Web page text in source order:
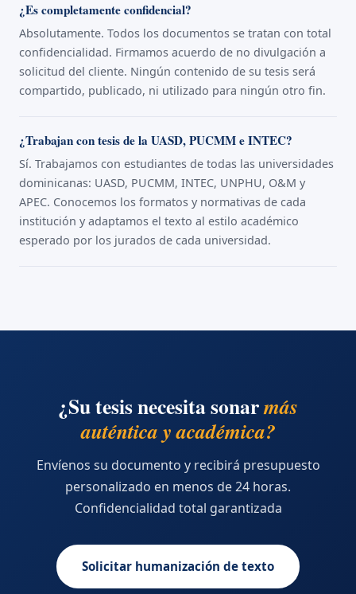
¿Es completamente confidencial?
Absolutamente. Todos los documentos se tratan con total
confidencialidad. Firmamos acuerdo de no divulgación a
solicitud del cliente. Ningún contenido de su tesis será
compartido, publicado, ni utilizado para ningún otro fin.
¿Trabajan con tesis de la UASD, PUCMM e INTEC?
Sí. Trabajamos con estudiantes de todas las universidades
dominicanas: UASD, PUCMM, INTEC, UNPHU, O&M y
APEC. Conocemos los formatos y normativas de cada
institución y adaptamos el texto al estilo académico
esperado por los jurados de cada universidad.
¿Su tesis necesita sonarmás
auténtica y académica?
Envíenos su documento y recibirá presupuesto
personalizado en menos de 24 horas.
Confidencialidad total garantizada
Solicitar humanización de texto